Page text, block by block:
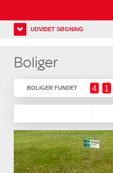
UDVIDET SØGNING
Boliger
BOLIGER FUNDET 4 1